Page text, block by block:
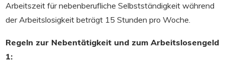
Arbeitszeit für nebenberufliche Selbstständigkeit während
der Arbeitslosigkeit beträgt 15 Stunden pro Woche.
Regeln zur Nebentätigkeit und zum Arbeitslosengeld
1: